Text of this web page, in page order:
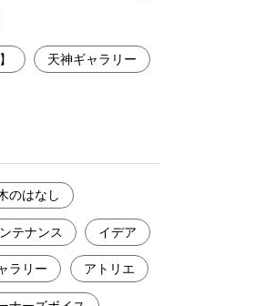
天神ギャラリー
のはなし
テナンス イデア
ラリー アトリエ